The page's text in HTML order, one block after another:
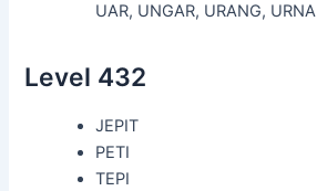
UAR, UNGAR, URANG, URNA
Level 432
JEPIT
PETI
TEPI